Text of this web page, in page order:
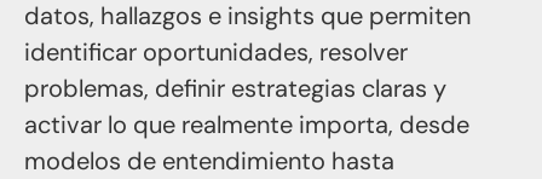
datos, hallazgos e insights que permiten
identificar oportunidades, resolver
problemas, definir estrategias claras y
activar lo que realmente importa, desde
modelos de entendimiento hasta